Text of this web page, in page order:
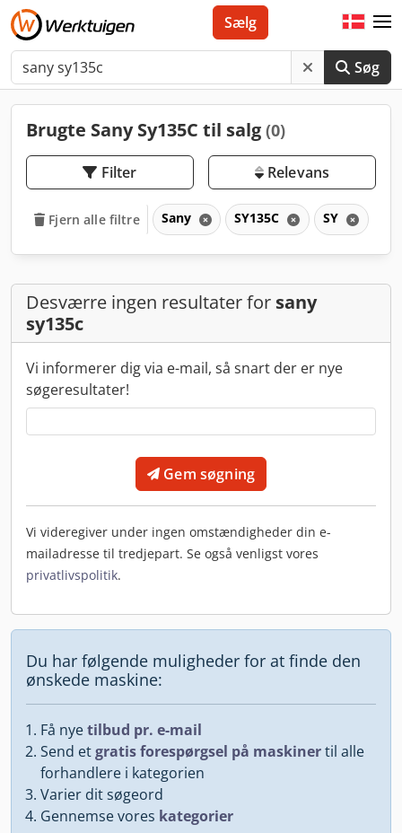
Søg
Sælg
Brugte Sany Sy135C til salg (0)
Filter Relevans
Fjern alle filtre Sany SY135C SY
Desværre ingen resultater for sany
sy135c
Vi informerer dig via e-mail, så snart der er nye
søgeresultater!
Gem søgning
Vi videregiver under ingen omstændigheder din e-
mailadresse til tredjepart. Se også venligst vores
privatlivspolitik.
Du har følgende muligheder for at finde den
ønskede maskine:
Få nyetilbud pr. e-mail
Send etgratis forespørgsel på maskinertil alle
forhandlere i kategorien
Varier dit søgeord
Gennemse vores kategorier